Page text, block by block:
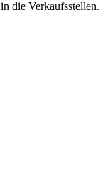
die Verkaufsstellen.